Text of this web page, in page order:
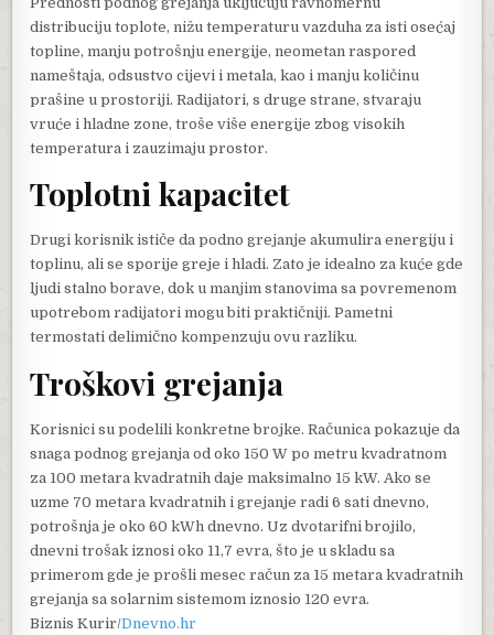
distribuciju toplote, nižu temperaturu vazduha za isti osećaj
topline, manju potrošnju energije, neometan raspored
nameštaja, odsustvo cijevi i metala, kao i manju količinu
prašine u prostoriji. Radijatori, s druge strane, stvaraju
vruće i hladne zone, troše više energije zbog visokih
temperatura i zauzimaju prostor.
Toplotni kapacitet
Drugi korisnik ističe da podno grejanje akumulira energiju i
toplinu, ali se sporije greje i hladi. Zato je idealno za kuće gde
ljudi stalno borave, dok u manjim stanovima sa povremenom
upotrebom radijatori mogu biti praktičniji. Pametni
termostati delimično kompenzuju ovu razliku.
Troškovi grejanja
Korisnici su podelili konkretne brojke. Računica pokazuje da
snaga podnog grejanja od oko 150 W po metru kvadratnom
za 100 metara kvadratnih daje maksimalno 15 kW. Ako se
uzme 70 metara kvadratnih i grejanje radi 6 sati dnevno,
potrošnja je oko 60 kWh dnevno. Uz dvotarifni brojilo,
dnevni trošak iznosi oko 11,7 evra, što je u skladu sa
primerom gde je prošli mesec račun za 15 metara kvadratnih
grejanja sa solarnim sistemom iznosio 120 evra.
Biznis Kurir/Dnevno.hr